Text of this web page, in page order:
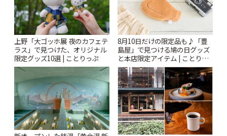
上野「大ゴッホ展 夜のカフェテ
ラス」で見つけた、オリジナル
限定グッズ10選 | ことりっぷ
8月10日だけの限定品も♪「豊
島屋」で見つける鳩の日グッズ
と本店限定アイテム | ことりっ
ぷ